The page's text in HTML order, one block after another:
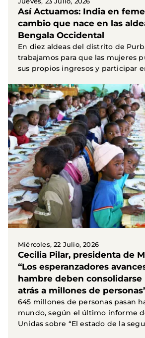
Así Actuamos: India en
cambio que nace en las
Bengala Occidental
En diez aldeas del distrito de
trabajamos para que las mujeres
sus propios ingresos y participar
Miércoles, 22 Julio, 2026
Cecilia Pilar, presidenta de
“Los esperanzadores
hambre deben consolidarse
atrás a millones de
645 millones de personas pasan
mundo, según el último informe
Unidas sobre “El estado de la